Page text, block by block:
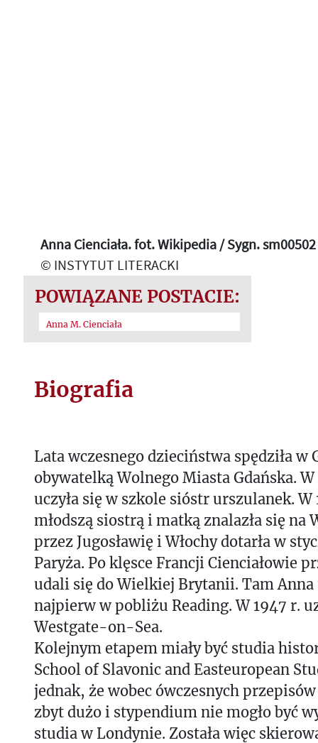
Anna Cienciała. fot. Wikipedia / Sygn. sm00502
© INSTYTUT LITERACKI
POWIĄZANE POSTACIE:
Anna M. Cienciała
Biografia
Lata wczesnego dzieciństwa spędziła w
obywatelką Wolnego Miasta Gdańska.
uczyła się w szkole sióstr urszulanek. W
młodszą siostrą i matką znalazła się na
przez Jugosławię i Włochy dotarła w
Paryża. Po klęsce Francji Cienciałowie
udali się do Wielkiej Brytanii. Tam Anna
najpierw w pobliżu Reading. W 1947 r.
Westgate-on-Sea.
Kolejnym etapem miały być studia
School of Slavonic and Easteuropean
jednak, że wobec ówczesnych
zbyt dużo i stypendium nie mogło być
studia w Londynie. Została więc